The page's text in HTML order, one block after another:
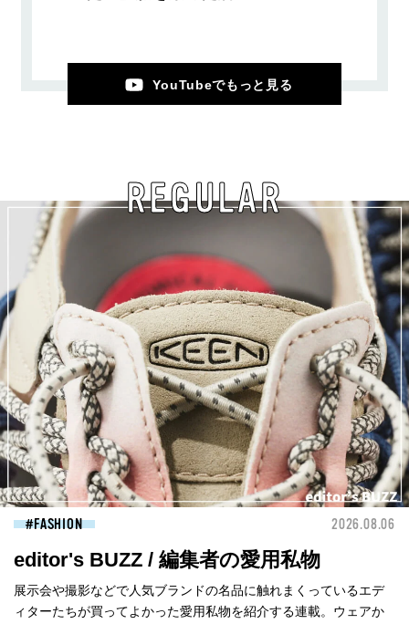
YouTubeでもっと見る
REGULAR
FASHION 2026.08.06
editor's BUZZ / 編集者の愛用私物
展示会や撮影などで人気ブランドの名品に触れまくっているエデ
ィターたちが買ってよかった愛用私物を紹介する連載。ウェアか